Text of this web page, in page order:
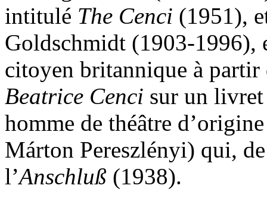
intitulé The Cenci (1951),
Goldschmidt (1903-1996),
citoyen britannique à partir
Beatrice Cenci sur un
homme de théâtre
Márton Pereszlényi) qui,
l’Anschluß (1938).